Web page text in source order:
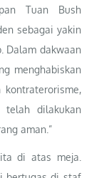
Tuan Bush
sebagai yakin
Dalam dakwaan
menghabiskan
telah dilakukan
aman.”
di atas meja.